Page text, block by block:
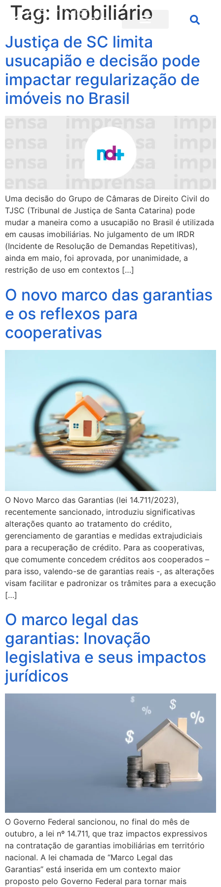
Tag: Imobiliário
Justiça de SC limita
usucapião e decisão pode
impactar regularização de
imóveis no Brasil
Uma decisão do Grupo de Câmaras de Direito Civil do
TJSC (Tribunal de Justiça de Santa Catarina) pode
mudar a maneira como a usucapião no Brasil é utilizada
em causas imobiliárias. No julgamento de um IRDR
(Incidente de Resolução de Demandas Repetitivas),
ainda em maio, foi aprovada, por unanimidade, a
restrição de uso em contextos […]
O novo marco das garantias
e os reflexos para
cooperativas
O Novo Marco das Garantias (lei 14.711/2023),
recentemente sancionado, introduziu significativas
alterações quanto ao tratamento do crédito,
gerenciamento de garantias e medidas extrajudiciais
para a recuperação de crédito. Para as cooperativas,
que comumente concedem créditos aos cooperados –
para isso, valendo-se de garantias reais -, as alterações
visam facilitar e padronizar os trâmites para a execução
[…]
O marco legal das
garantias: Inovação
legislativa e seus impactos
jurídicos
O Governo Federal sancionou, no final do mês de
outubro, a lei nº 14.711, que traz impactos expressivos
na contratação de garantias imobiliárias em território
nacional. A lei chamada de “Marco Legal das
Garantias” está inserida em um contexto maior
proposto pelo Governo Federal para tornar mais